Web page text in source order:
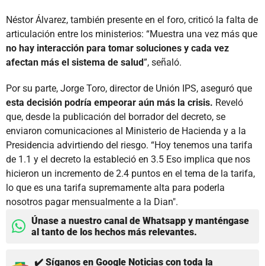
Néstor Álvarez, también presente en el foro, criticó la falta de
articulación entre los ministerios: “Muestra una vez más que
no hay interacción para tomar soluciones y cada vez
afectan más el sistema de salud”, señaló.
Por su parte, Jorge Toro, director de Unión IPS, aseguró que
esta decisión podría empeorar aún más la crisis. Reveló
que, desde la publicación del borrador del decreto, se
enviaron comunicaciones al Ministerio de Hacienda y a la
Presidencia advirtiendo del riesgo. “Hoy tenemos una tarifa
de 1.1 y el decreto la estableció en 3.5 Eso implica que nos
hicieron un incremento de 2.4 puntos en el tema de la tarifa,
lo que es una tarifa supremamente alta para poderla
nosotros pagar mensualmente a la Dian".
Únase a nuestro canal de Whatsapp y manténgase
al tanto de los hechos más relevantes.
✔️ Síganos en Google Noticias con toda la